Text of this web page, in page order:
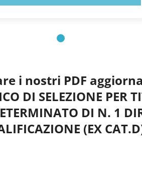
i nostri PDF
DI SELEZIONE PER
DI N. 1
(EX